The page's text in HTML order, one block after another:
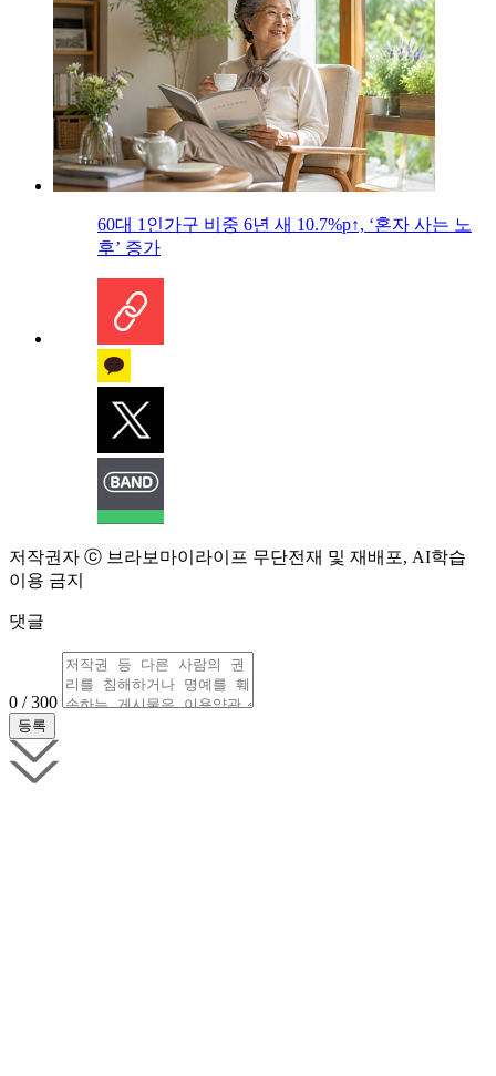
60대 1인가구 비중 6년 새 10.7%p↑, ‘혼자 사는 노
후’ 증가
저작권자 ⓒ 브라보마이라이프 무단전재 및 재배포, AI학습
이용 금지
댓글
0 / 300